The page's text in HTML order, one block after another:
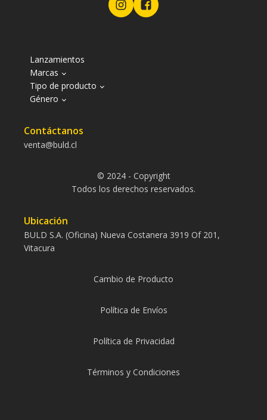
Lanzamientos
Marcas
Tipo de producto
Género
Contáctanos
venta@buld.cl
© 2024 - Copyright
Todos los derechos reservados.
Ubicación
BULD S.A. (Oficina) Nueva Costanera 3919 Of 201,
Vitacura
Cambio de Producto
Política de Envíos
Política de Privacidad
Términos y Condiciones